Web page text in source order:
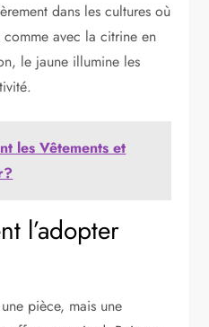
dans les cultures où
avec la citrine en
le jaune illumine les
les Vêtements et
l’adopter
pièce, mais une